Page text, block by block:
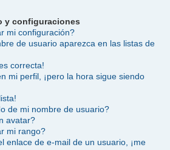
y configuraciones
mi configuración?
de usuario aparezca en las listas de
correcta!
mi perfil, ¡pero la hora sigue siendo
de mi nombre de usuario?
avatar?
mi rango?
enlace de e-mail de un usuario, ¡me